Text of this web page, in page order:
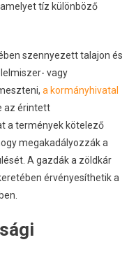
tíz különböző
szennyezett talajon és
vagy
a kormányhivatal
az érintett
a termények kötelező
megakadályozzák a
A gazdák a zöldkár
érvényesíthetik a